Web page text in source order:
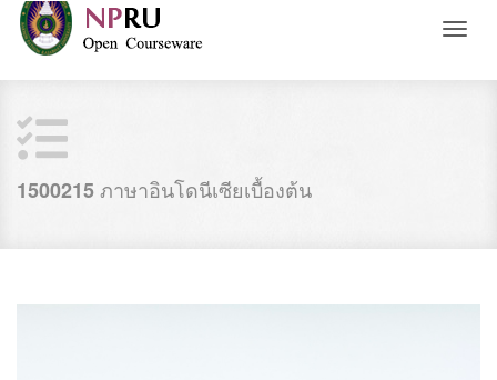
1500215ภาษาอินโดนีเซียเบื้องต้น